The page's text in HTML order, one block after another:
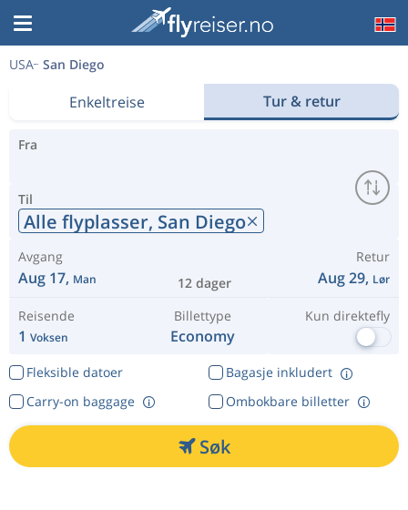
USA San Diego
Enkeltreise Tur & retur
Fra
Til
Alle flyplasser, San Diego
Avgang
Aug 17, Man 12 dager
Retur
Aug 29, Lør
Reisende
1 Voksen
Billettype
Economy
Kun direktefly
Fleksible datoer
Bagasje inkludert
Ombokbare billetter
Carry-on baggage
Søk